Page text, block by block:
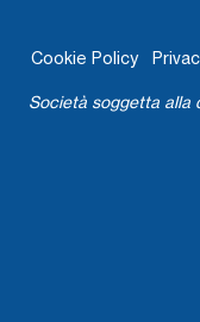
Cookie Policy
Società soggetta alla